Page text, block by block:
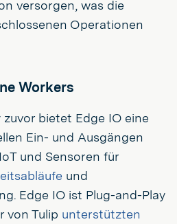
versorgen, was die
Operationen
Workers
bietet Edge IO eine
Ein- und Ausgängen
und Sensoren für
und
Edge IO ist Plug-and-Play
von Tulip unterstützten